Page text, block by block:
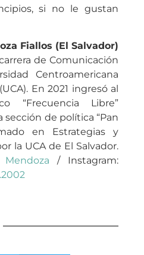
si no le gustan
Fiallos (El Salvador)
de Comunicación
Centroamericana
En 2021 ingresó al
“Frecuencia Libre”
sección de política “Pan
en Estrategias y
la UCA de El Salvador.
Mendoza / Instagram: